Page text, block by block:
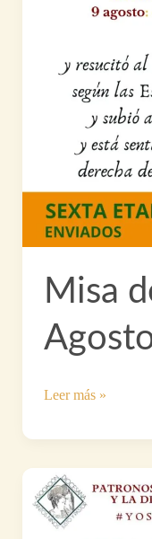
Misa
Misa
Peregrino
Leer más »